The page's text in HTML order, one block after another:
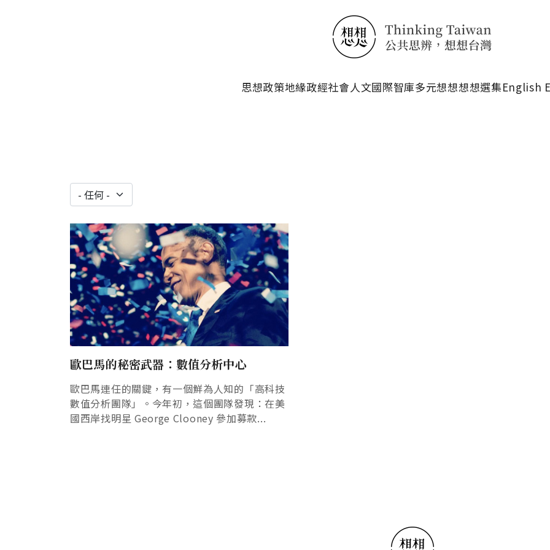
思想政策地緣政經社會人文國際智庫多元想想想想選集English
歐巴馬的秘密武器：數值分析中心
歐巴馬連任的關鍵，有一個鮮為人知的「高科技
數值分析團隊」。今年初，這個團隊發現：在美
國西岸找明星 George Clooney 參加募款...